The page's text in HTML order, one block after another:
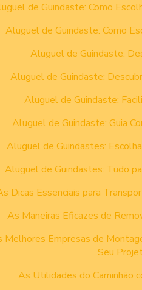
de Guindaste: Como
Aluguel de Guindaste: Como
Aluguel de Guindaste:
Aluguel de Guindaste:
Aluguel de Guindaste:
Aluguel de Guindaste: Guia
Aluguel de Guindastes:
Aluguel de Guindastes: Tudo
Dicas Essenciais para
As Maneiras Eficazes de
Melhores Empresas de
Seu
As Utilidades do Caminhão